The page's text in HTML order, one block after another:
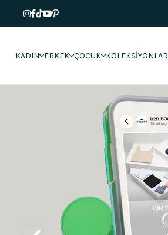
KADIN ERKEK ÇOCUK KOLEKSİYONLAR